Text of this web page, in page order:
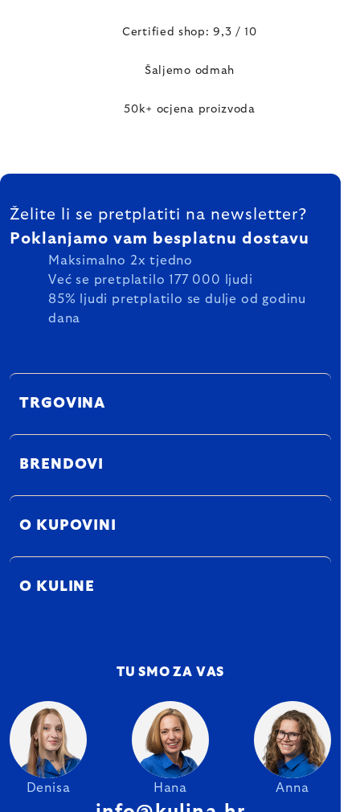
Certified shop: 9,3 / 10
Šaljemo odmah
50k+ ocjena proizvoda
FOOTER
Želite li se pretplatiti na newsletter?
Poklanjamo vam besplatnu dostavu
Maksimalno 2x tjedno
Već se pretplatilo 177 000 ljudi
85% ljudi pretplatilo se dulje od godinu
dana
TRGOVINA
BRENDOVI
O KUPOVINI
O KULINE
TU SMO ZA VAS
Denisa Hana Anna